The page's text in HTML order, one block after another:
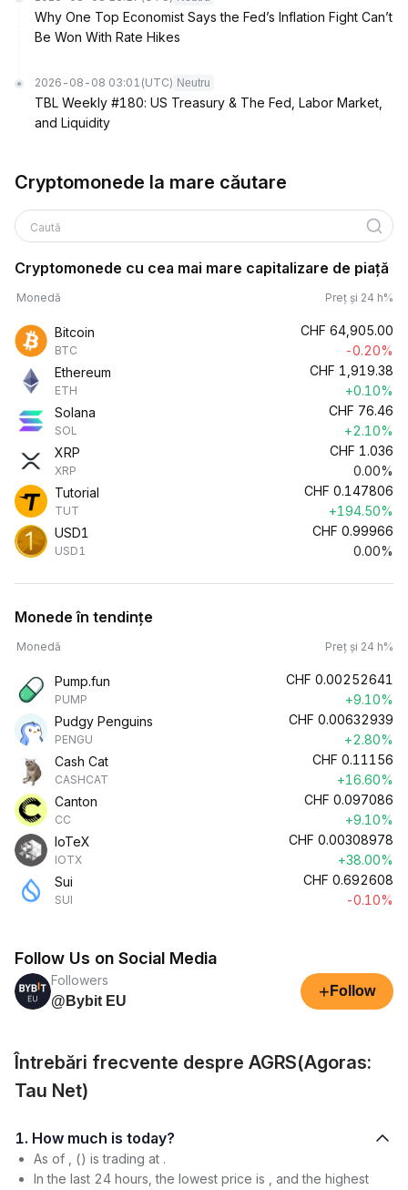
Why One Top Economist Says the Fed’s Inflation Fight Can’t
Be Won With Rate Hikes
2026-08-08 03:01 (UTC) Neutru
TBL Weekly #180: US Treasury & The Fed, Labor Market,
and Liquidity
Cryptomonede la mare căutare
Caută
Cryptomonede cu cea mai mare capitalizare de piață
Monedă Preț și 24 h%
Bitcoin
BTC
CHF 64,905.00
-0.20%
Ethereum
ETH
CHF 1,919.38
+0.10%
Solana
SOL
CHF 76.46
+2.10%
XRP
XRP
CHF 1.036
0.00%
Tutorial
TUT
CHF 0.147806
+194.50%
USD1
USD1
CHF 0.99966
0.00%
Monede în tendințe
Monedă Preț și 24 h%
Pump.fun
PUMP
CHF 0.00252641
+9.10%
Pudgy Penguins
PENGU
CHF 0.00632939
+2.80%
Cash Cat
CASHCAT
CHF 0.11156
+16.60%
Canton
CC
CHF 0.097086
+9.10%
IoTeX
IOTX
CHF 0.00308978
+38.00%
Sui
SUI
CHF 0.692608
-0.10%
Follow Us on Social Media
Followers
@Bybit EU
+ Follow
Întrebări frecvente despre AGRS(Agoras:
Tau Net)
1. How much is today?
As of , () is trading at .
In the last 24 hours, the lowest price is , and the highest